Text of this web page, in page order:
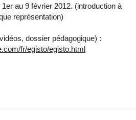
au 9 février 2012. (introduction à
représentation)
dossier pédagogique) :
fr/egisto/egisto.html